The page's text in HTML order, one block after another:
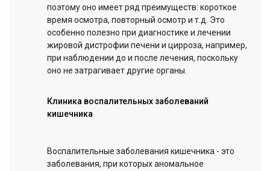
поэтому оно имеет ряд преимуществ: короткое
время осмотра, повторный осмотр и т.д. Это
особенно полезно при диагностике и лечении
жировой дистрофии печени и цирроза, например,
при наблюдении до и после лечения, поскольку
оно не затрагивает другие органы.
Клиника воспалительных заболеваний
кишечника
Воспалительные заболевания кишечника - это
заболевания, при которых аномальное